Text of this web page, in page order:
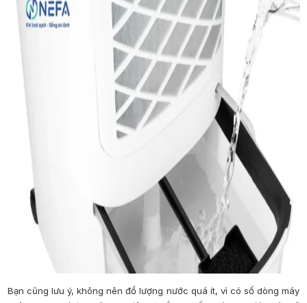
Bạn cũng lưu ý, không nên đổ lượng nước quá ít, vì có số dòng máy